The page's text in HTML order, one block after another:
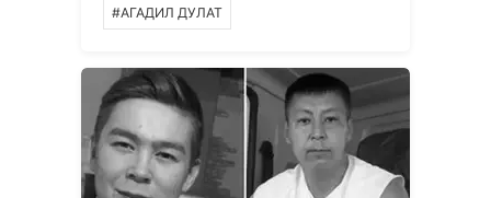
#АГАДИЛ ДУЛАТ